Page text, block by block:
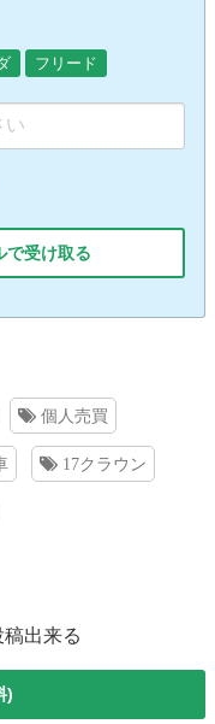
フリード
で受け取る
個人売買
17クラウン
出来る
)